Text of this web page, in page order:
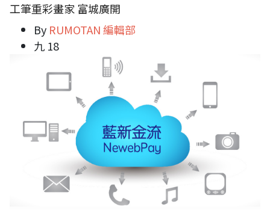
工筆重彩畫家 富城廣開
By RUMOTAN 編輯部
九 18